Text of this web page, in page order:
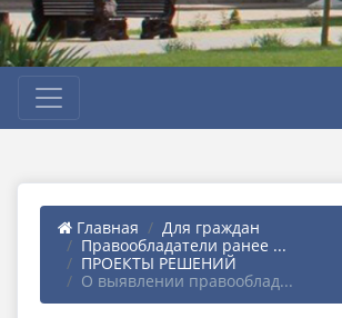
Главная
Для граждан
Правообладатели ранее ...
ПРОЕКТЫ РЕШЕНИЙ
О выявлении правооблад...